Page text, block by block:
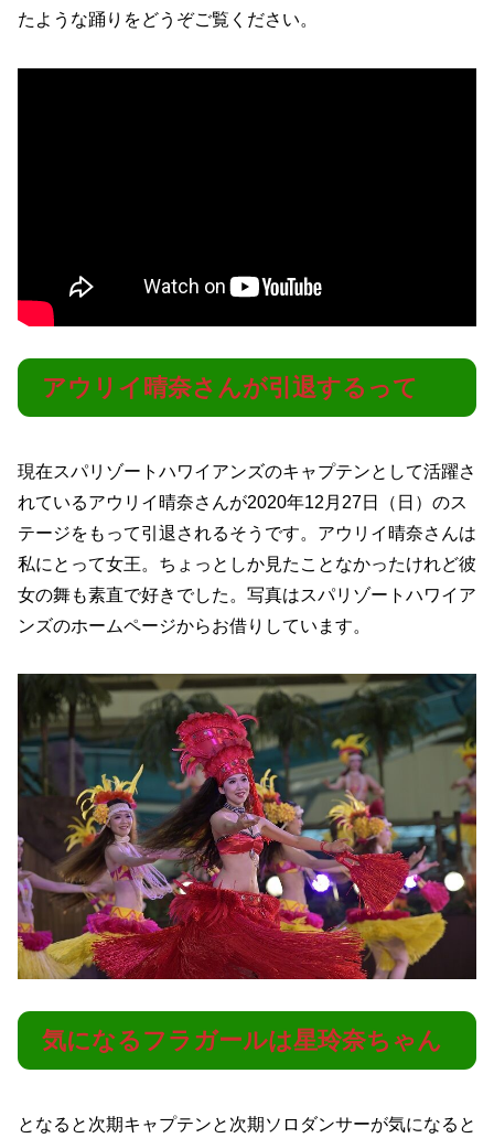
たような踊りをどうぞご覧ください。
アウリイ晴奈さんが引退するって
現在スパリゾートハワイアンズのキャプテンとして活躍さ
れているアウリイ晴奈さんが2020年12月27日（日）のス
テージをもって引退されるそうです。アウリイ晴奈さんは
私にとって女王。ちょっとしか見たことなかったけれど彼
女の舞も素直で好きでした。写真はスパリゾートハワイア
ンズのホームページからお借りしています。
気になるフラガールは星玲奈ちゃん
となると次期キャプテンと次期ソロダンサーが気になると